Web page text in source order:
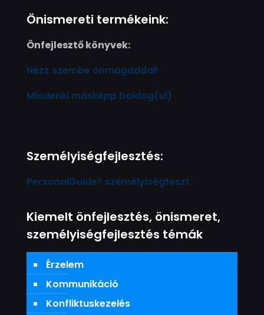
Önismereti termékeink:
Önfejlesztő könyvek:
Nézz szembe önmagaddal!
Mindenki másképp boldog(ul)
Személyiségfejlesztés:
PersonalGuide® személyiségteszt
Kiemelt önfejlesztés, önismeret,
személyiségfejlesztés témák
Érzelem
Kommunikáció
Konfliktuskezelés